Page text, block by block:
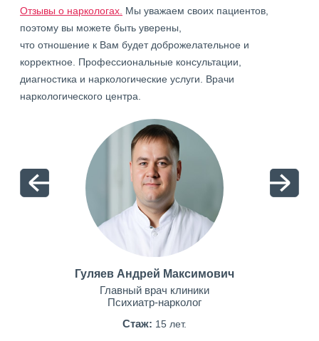
Отзывы о наркологах. Мы уважаем своих пациентов,
поэтому вы можете быть уверены,
что отношение к Вам будет доброжелательное и
корректное. Профессиональные консультации,
диагностика и наркологические услуги. Врачи
наркологического центра.
Гуляев Андрей Максимович
Главный врач клиники
Психиатр-нарколог
Стаж: 15 лет.